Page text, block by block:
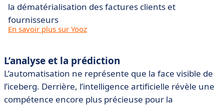
la dématérialisation des factures clients et
fournisseurs
En savoir plus sur Yooz
L’analyse et la prédiction
L’automatisation ne représente que la face visible de
l’iceberg. Derrière, l’intelligence artificielle révèle une
compétence encore plus précieuse pour la